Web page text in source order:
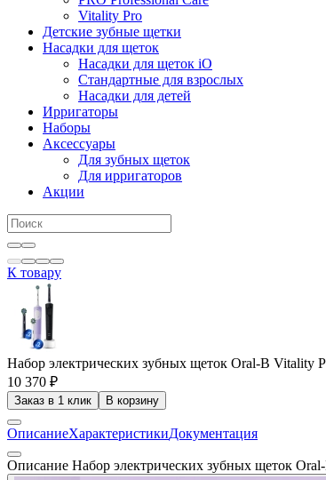
Vitality Pro
Детские зубные щетки
Насадки для щеток
Насадки для щеток iO
Стандартные для взрослых
Насадки для детей
Ирригаторы
Наборы
Аксессуары
Для зубных щеток
Для ирригаторов
Акции
К товару
Набор электрических зубных щеток Oral-B Vitality
10 370 ₽
Заказ в 1 клик В корзину
ОписаниеХарактеристикиДокументация
Описание Набор электрических зубных щеток